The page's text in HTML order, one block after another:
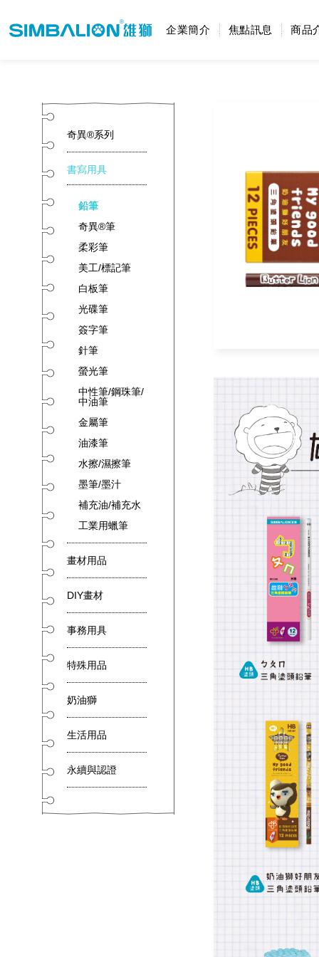
企業簡介 焦點訊息 商品
奇異®系列
書寫用具
鉛筆
奇異®筆
柔彩筆
美工/標記筆
白板筆
光碟筆
簽字筆
針筆
螢光筆
中性筆/鋼珠筆/
中油筆
金屬筆
油漆筆
水擦/濕擦筆
墨筆/墨汁
補充油/補充水
工業用蠟筆
畫材用品
DIY畫材
事務用具
特殊用品
奶油獅
生活用品
永續與認證